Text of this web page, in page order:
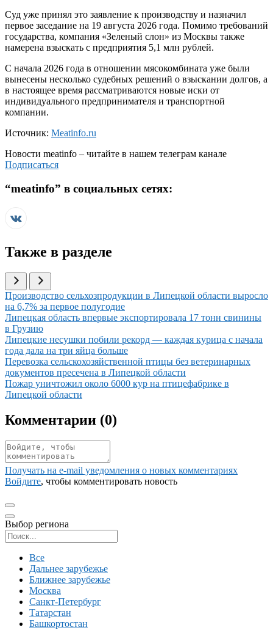
Суд уже принял это заявление к производству и назначил
первое заседание на 19 августа 2026 года. Помимо требований
государства, компания «Зеленый слон» из Москвы также
намерена взыскать с предприятия 5,1 млн рублей.
С начала 2026 года в отношении мясокомбината уже были
вынесены несколько судебных решений о взыскании долгов, а
в настоящее время рассматриваются новые иски от
индивидуального предпринимателя и транспортной
компании.
Источник: Meatinfo.ru
Новости meatinfo – читайте в нашем телеграм канале
Подписаться
“meatinfo” в социальных сетях:
Также в разделе
Иллюстрация новости
Производство сельхозпродукции в Липецкой области выросло
на 6,7% за первое полугодие
Иллюстрация новости
Липецкая область впервые экспортировала 17 тонн свинины
в Грузию
Иллюстрация новости
Липецкие несушки побили рекорд — каждая курица с начала
года дала на три яйца больше
Иллюстрация новости
Перевозка сельскохозяйственной птицы без ветеринарных
документов пресечена в Липецкой области
Иллюстрация новости
Пожар уничтожил около 6000 кур на птицефабрике в
Липецкой области
Комментарии (0)
Получать на e‑mail уведомления о новых комментариях
Войдите, чтобы комментировать новость
Выбор региона
Все
Дальнее зарубежье
Ближнее зарубежье
Москва
Санкт-Петербург
Татарстан
Башкортостан